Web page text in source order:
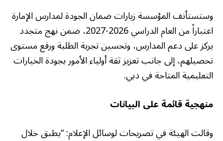
وستستأنف المؤسسة زيارات ضمان الجودة لمدارس الإمارة
اعتباراً من العام الدراسي 2026-2027، ضمن نهج متجدد
يركز على دعم المدارس، وتحسين تجربة الطلبة ورفع مستوى
تحصيلهم، إلى جانب تعزيز ثقة أولياء الأمور بجودة الخيارات
التعليمية المتاحة في دبي.
منهجية قائمة على البيانات
وقالت الهيئة في تصريحات لوسائل الإعلام: “يطبق خلال